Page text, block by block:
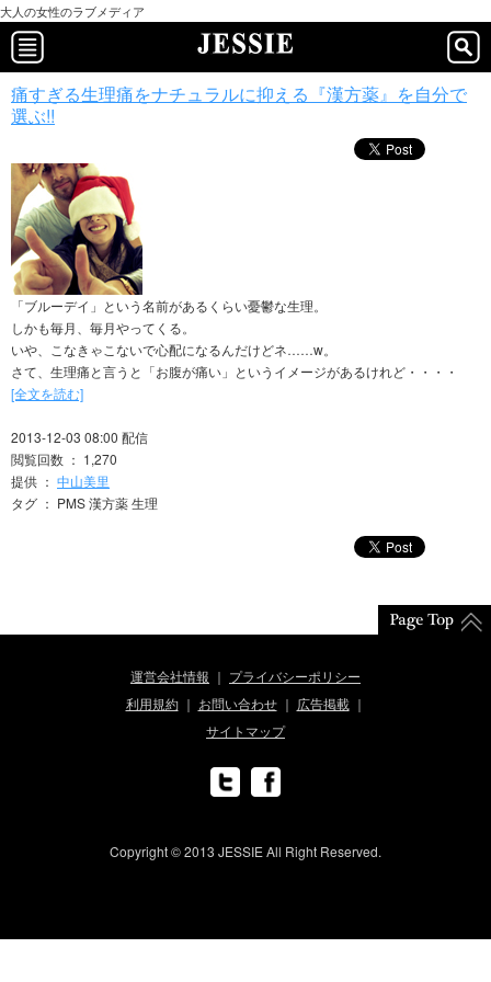
大人の女性のラブメディア
痛すぎる生理痛をナチュラルに抑える『漢方薬』を自分で
選ぶ!!
「ブルーデイ」という名前があるくらい憂鬱な生理。
しかも毎月、毎月やってくる。
いや、こなきゃこないで心配になるんだけどネ……w。
さて、生理痛と言うと「お腹が痛い」というイメージがあるけれど・・・・
[全文を読む]
2013-12-03 08:00 配信
閲覧回数 ： 1,270
提供 ： 中山美里
タグ ： PMS 漢方薬 生理
運営会社情報
プライバシーポリシー
利用規約
お問い合わせ
広告掲載
サイトマップ
Copyright © 2013 JESSIE All Right Reserved.